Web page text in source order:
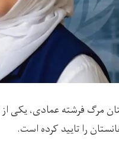
مرگ فرشته عمادی، یکی